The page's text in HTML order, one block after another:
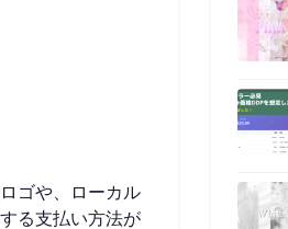
ゴや、ローカル
る支払い方法が